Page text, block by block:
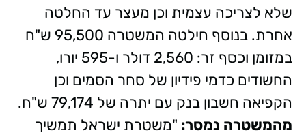
שלא לצריכה עצמית וכן מעצר עד החלטה
אחרת. בנוסף חילטה המשטרה 95,500 ש"ח
במזומן וכסף זר: 2,560 דולר ו-595 יורו,
החשודים כדמי פידיון של סחר הסמים וכן
הקפיאה חשבון בנק עם יתרה של 79,174 ש"ח.
מהמשטרה נמסר: "משטרת ישראל תמשיך